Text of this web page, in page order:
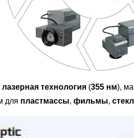
лазерная технология (355 нм),
для пластмассы, фильмы,